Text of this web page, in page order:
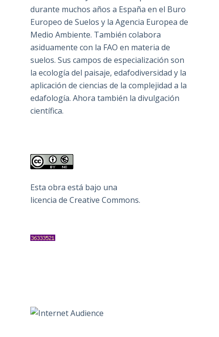
durante muchos años a España en el Buro
Europeo de Suelos y la Agencia Europea de
Medio Ambiente. También colabora
asiduamente con la FAO en materia de
suelos. Sus campos de especialización son
la ecología del paisaje, edafodiversidad y la
aplicación de ciencias de la complejidad a la
edafología. Ahora también la divulgación
científica.
Esta obra está bajo una
licencia de Creative Commons.